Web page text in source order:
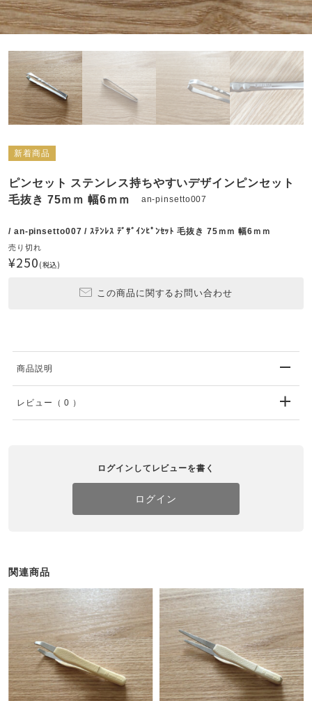
新着商品
ピンセット ステンレス持ちやすいデザインピンセット
毛抜き 75ｍｍ 幅6ｍｍ
an-pinsetto007
/ an-pinsetto007 / ｽﾃﾝﾚｽ ﾃﾞｻﾞｲﾝﾋﾟﾝｾｯﾄ 毛抜き 75ｍｍ 幅6ｍｍ
売り切れ
¥250 (税込)
この商品に関するお問い合わせ
商品説明
レビュー （ 0 ）
ログインしてレビューを書く
ログイン
関連商品